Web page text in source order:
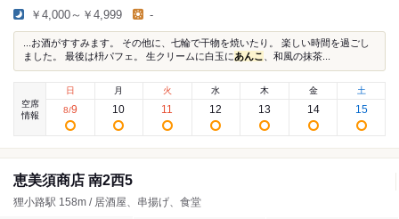
￥4,000～￥4,999 -
...お酒がすすみます。 その他に、七輪で干物を焼いたり。 楽しい時間を過ごし
ました。 最後は枡パフェ。 生クリームに白玉にあんこ 、和風の抹茶...
空席
情報
日
8/9
月
10
火
11
水
12
木
13
金
14
土
15
恵美須商店 南2西5
狸小路駅 158m / 居酒屋、串揚げ、食堂